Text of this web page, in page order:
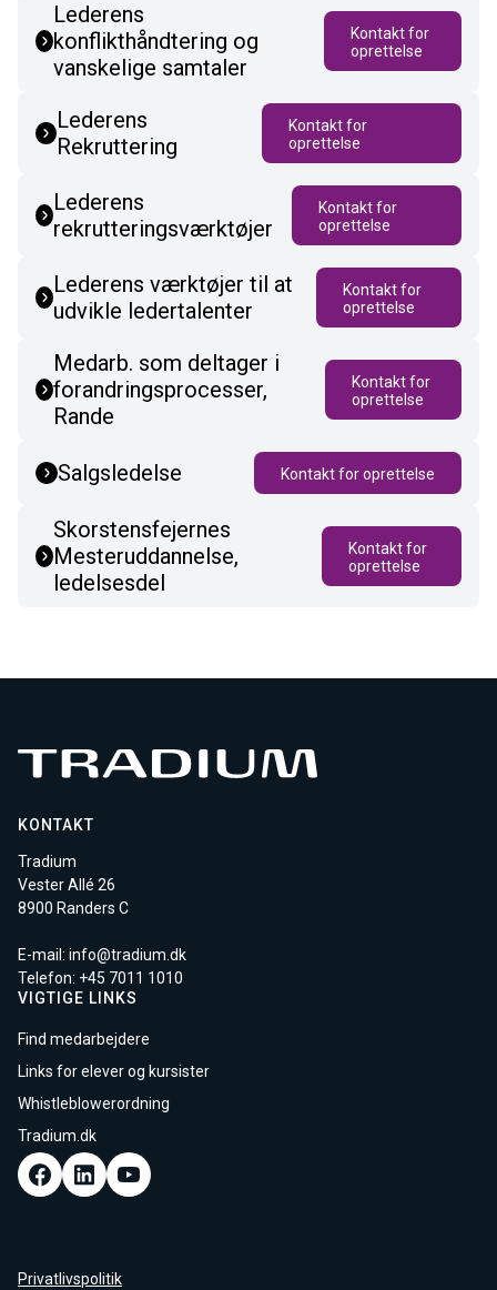
Lederens
konflikthåndtering og
vanskelige samtaler
Kontakt for
oprettelse
Lederens
Rekruttering
Kontakt for
oprettelse
Lederens
rekrutteringsværktøjer
Kontakt for
oprettelse
Lederens værktøjer til at
udvikle ledertalenter
Kontakt for
oprettelse
Medarb. som deltager i
forandringsprocesser,
Rande
Kontakt for
oprettelse
Salgsledelse Kontakt for oprettelse
Skorstensfejernes
Mesteruddannelse,
ledelsesdel
Kontakt for
oprettelse
KONTAKT
Tradium
Vester Allé 26
8900 Randers C
E-mail: info@tradium.dk
Telefon: +45 7011 1010
VIGTIGE LINKS
Find medarbejdere
Links for elever og kursister
Whistleblowerordning
Tradium.dk
Privatlivspolitik